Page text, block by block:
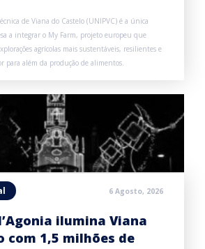
de Viana do Castelo (UNIPVC) é a única
a integrar o My Farm, projeto europeu que
agrícolas mais sustentáveis, resilientes e
para além da produção de alimentos.
6 Agosto, 2026
ilumina Viana
com 1,5 milhões de